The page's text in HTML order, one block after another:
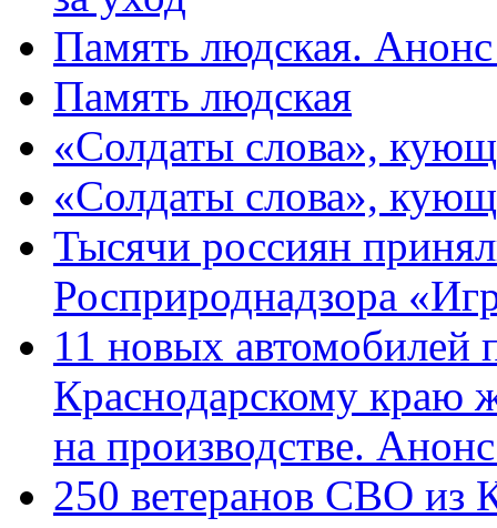
Память людская.
Память людская
«Солдаты слова»,
«Солдаты слова»,
Тысячи россиян
Росприроднадзора
11 новых автомобилей
Краснодарскому краю
на производстве.
250 ветеранов СВО из